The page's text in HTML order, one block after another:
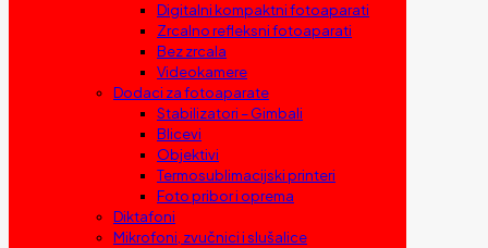
Digitalni kompaktni fotoaparati
Zrcalno refleksni fotoaparati
Bez zrcala
Videokamere
Dodaci za fotoaparate
Stabilizatori – Gimbali
Blicevi
Objektivi
Termosublimacijski printeri
Foto pribor i oprema
Diktafoni
Mikrofoni, zvučnici i slušalice